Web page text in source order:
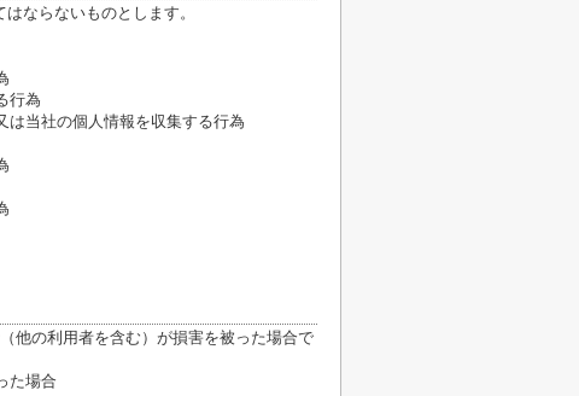
ならないものとします。
行為
は当社の個人情報を収集する行為
他の利用者を含む）が損害を被った場合で
た場合